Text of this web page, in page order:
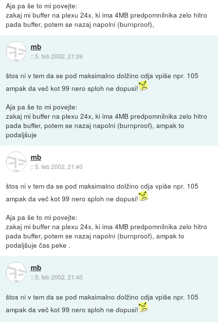
Aja pa še to mi povejte:
zakaj mi buffer na plexu 24x, ki ima 4MB predpomnilnika zelo hitro
pada buffer, potem se nazaj napolni (burnproof),
mb
:: 5. feb 2002, 21:39
štos ni v tem da se pod maksimalno dolžino cdja vpiše npr. 105
ampak da več kot 99 nero sploh ne dopusi!
Aja pa še to mi povejte:
zakaj mi buffer na plexu 24x, ki ima 4MB predpomnilnika zelo hitro
pada buffer, potem se nazaj napolni (burnproof), ampak to
podaljšuje
mb
::5. feb 2002, 21:40
štos ni v tem da se pod maksimalno dolžino cdja vpiše npr. 105
ampak da več kot 99 nero sploh ne dopusi!
Aja pa še to mi povejte:
zakaj mi buffer na plexu 24x, ki ima 4MB predpomnilnika zelo hitro
pada buffer, potem se nazaj napolni (burnproof), ampak to
podaljšuje čas peke .
mb
:: 5. feb 2002, 21:40
štos ni v tem da se pod maksimalno dolžino cdja vpiše npr. 105
ampak da več kot 99 nero sploh ne dopusi!